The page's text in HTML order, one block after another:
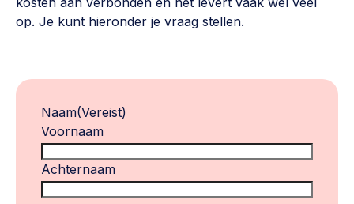
op. Je kunt hieronder je vraag stellen.
Naam(Vereist)
Voornaam
Achternaam